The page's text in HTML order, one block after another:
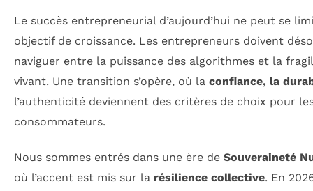
Le succès entrepreneurial d’aujourd’hui ne peut se
objectif de croissance. Les entrepreneurs doivent
naviguer entre la puissance des algorithmes et la
vivant. Une transition s’opère, où la confiance, la
l’authenticité deviennent des critères de choix pour
consommateurs.
Nous sommes entrés dans une ère de Souveraineté
où l’accent est mis sur la résilience collective. En